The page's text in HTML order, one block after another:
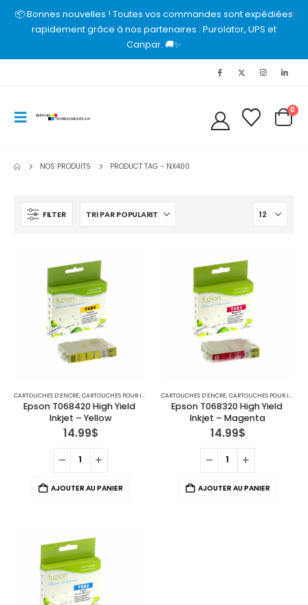
📦 Bonnes nouvelles ! Toutes vos commandes sont expédiées
rapidement grâce à nos partenaires : Purolator, UPS et
Canpar. 🚚✨
0
NOS PRODUITS PRODUCT TAG - NX400
FILTER
CARTOUCHES D’ENCRE,CARTOUCHES POUR IMPRIMANTES EPSON
Epson T068420 High Yield
Inkjet – Yellow
14.99$
AJOUTER AU PANIER
CARTOUCHES D’ENCRE,CARTOUCHES POUR IMPRIMANTES EPSON
Epson T068320 High Yield
Inkjet – Magenta
14.99$
AJOUTER AU PANIER